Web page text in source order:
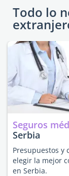
Todo lo
Seguros
Serbia
Presupuestos y
elegir la mejor
en Serbia.